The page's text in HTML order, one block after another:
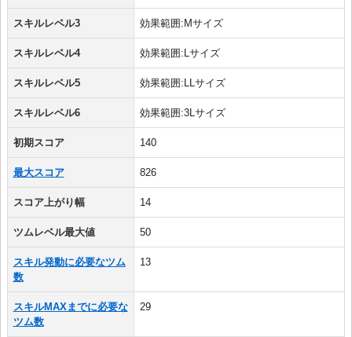
スキルレベル3 効果範囲:Mサイズ
スキルレベル4 効果範囲:Lサイズ
スキルレベル5 効果範囲:LLサイズ
スキルレベル6 効果範囲:3Lサイズ
初期スコア 140
最大スコア 826
スコア上がり幅 14
ツムレベル最大値 50
スキル発動に必要なツム
数
13
スキルMAXまでに必要な
ツム数
29